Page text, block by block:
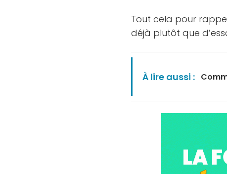
Tout cela pour
déjà plutôt que
À lire aussi :